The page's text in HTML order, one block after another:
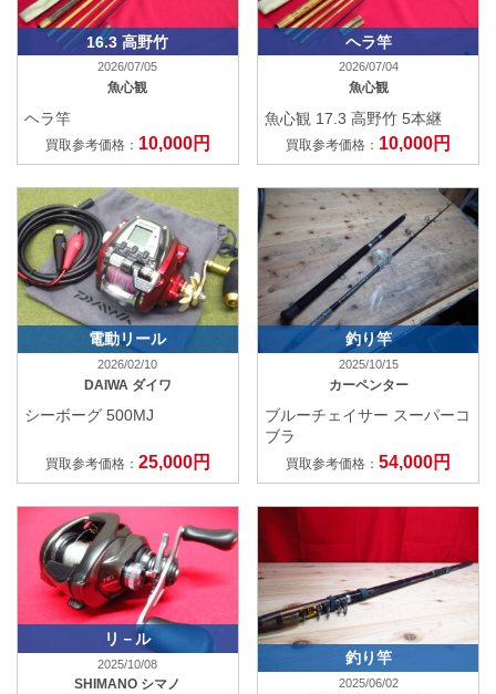
16.3 高野竹
2026/07/05
魚心観
ヘラ竿
買取参考価格： 10,000円
ヘラ竿
2026/07/04
魚心観
魚心観 17.3 高野竹 5本継
買取参考価格： 10,000円
電動リール
2026/02/10
DAIWA ダイワ
シーボーグ 500MJ
買取参考価格： 25,000円
釣り竿
2025/10/15
カーペンター
ブルーチェイサー スーパーコ
ブラ
買取参考価格：54,000円
リ－ル
2025/10/08
SHIMANO シマノ
釣り竿
2025/06/02